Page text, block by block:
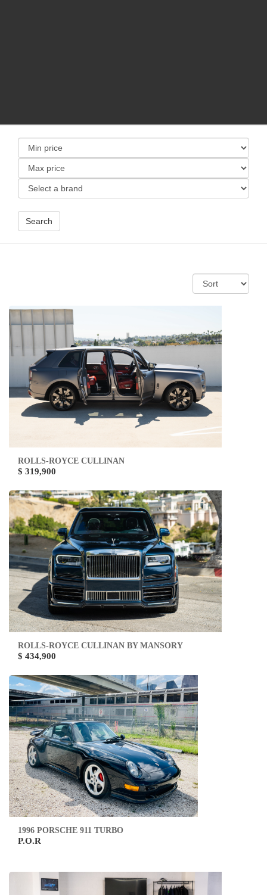
Search
ROLLS-ROYCE CULLINAN
$ 319,900
ROLLS-ROYCE CULLINAN BY MANSORY
$ 434,900
1996 PORSCHE 911 TURBO
P.O.R